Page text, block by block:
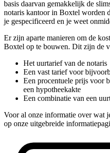
basis daarvan gemakkelijk de
notaris kantoor in Boxtel worden
je gespecificeerd en je weet
Er zijn aparte manieren om de
Boxtel op te bouwen. Dit zijn de
Het uurtarief van de notaris
Een vast tarief voor
Een procentuele prijs voor
een hypotheekakte
Een combinatie van een
Voor al onze informatie over wat
op onze uitgebreide